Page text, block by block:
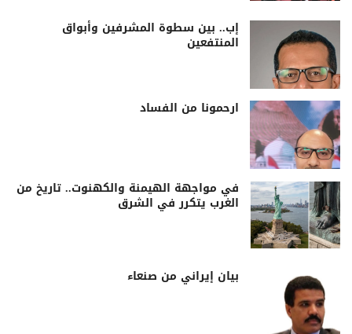
إب.. بين سطوة المشرفين وأبواق
المنتفعين
ارحمونا من الفساد
في مواجهة الهيمنة والكهنوت.. تاريخ من
الغرب يتكرر في الشرق
بيان إيراني من صنعاء